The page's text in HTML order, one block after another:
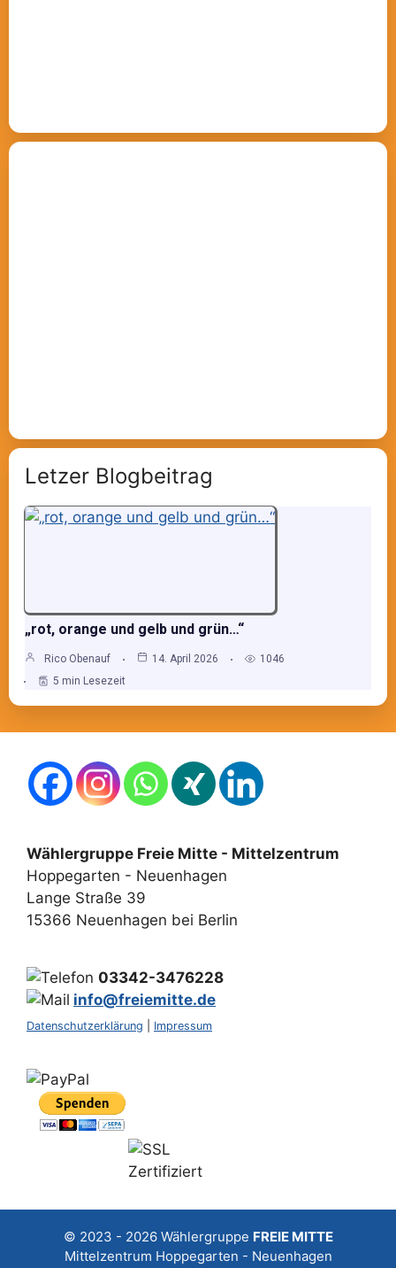
Letzer Blogbeitrag
„rot, orange und gelb und grün…“
Rico Obenauf 14. April 2026
1046
5 min Lesezeit
Wählergruppe Freie Mitte - Mittelzentrum
Hoppegarten - Neuenhagen
Lange Straße 39
15366 Neuenhagen bei Berlin
03342-3476228
info@freiemitte.de
Datenschutzerklärung Impressum
© 2023 - 2026 Wählergruppe FREIE MITTE
Mittelzentrum Hoppegarten - Neuenhagen